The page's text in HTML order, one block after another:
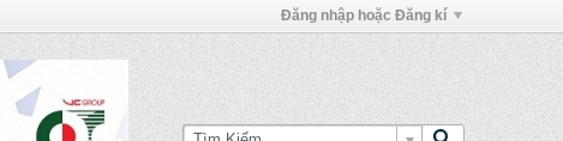
Đăng nhập hoặc Đăng kí